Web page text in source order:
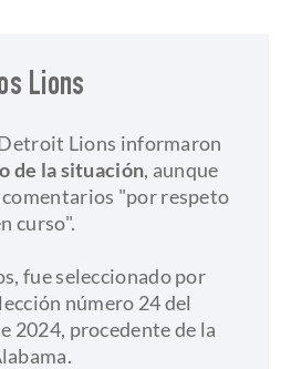
Lions
Lions informaron
de la situación, aunque
"por respeto
curso".
fue seleccionado por
número 24 del
2024, procedente de la